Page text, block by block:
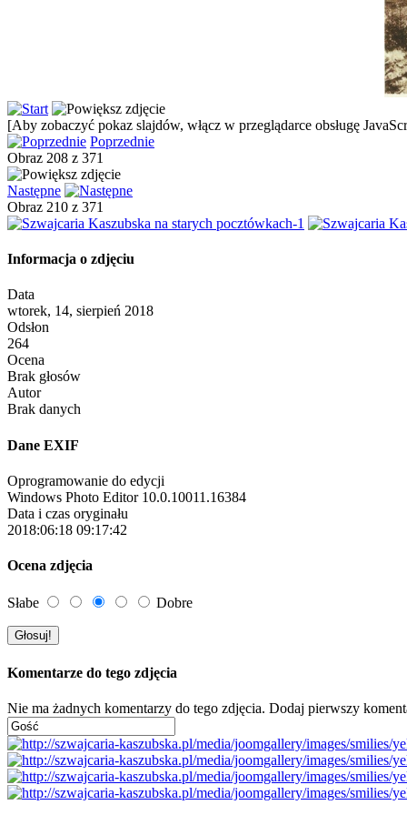
[Aby zobaczyć pokaz slajdów, włącz w przeglądarce obsługę
Poprzednie
Obraz 208 z 371
Następne
Obraz 210 z 371
Informacja o zdjęciu
Data
wtorek, 14, sierpień 2018
Odsłon
264
Ocena
Brak głosów
Autor
Brak danych
Dane EXIF
Oprogramowanie do edycji
Windows Photo Editor 10.0.10011.16384
Data i czas oryginału
2018:06:18 09:17:42
Ocena zdjęcia
Słabe Dobre
Komentarze do tego zdjęcia
Nie ma żadnych komentarzy do tego zdjęcia. Dodaj pierwszy